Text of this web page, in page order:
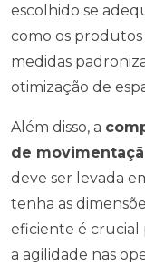
escolhido se
como os produtos
medidas
otimização de
Além disso, a
de
deve ser levada
tenha as
eficiente é crucial
a agilidade nas